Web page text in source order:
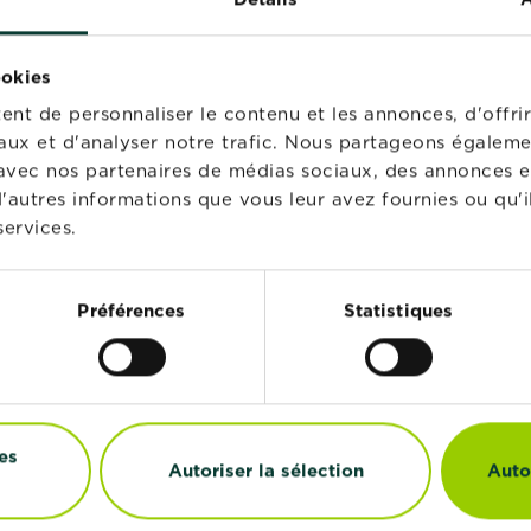
de personnaliser le contenu et les annonces,
et d'analyser notre trafic. Nous partageons
nos partenaires de médias sociaux, des annonces
informations que vous leur avez fournies ou
Préférences Statistiques
Autoriser la sélection
En savoir plus
First disabled
Previous disabled
1 2
3
››
Last »
Réussir le paillage
de son jardin et de
son potager
En savoir plussur Réussir
Culture de la